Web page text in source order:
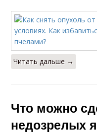
Читать дальше →
Что можно
недозрелых